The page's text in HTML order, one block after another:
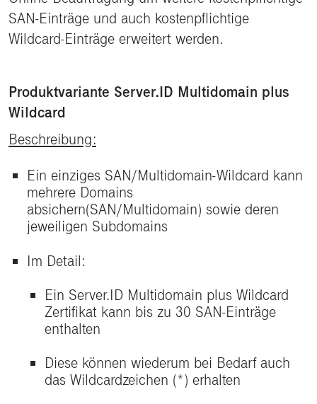
SAN-Einträge und auch kostenpflichtige
Wildcard-Einträge erweitert werden.
Produktvariante Server.ID Multidomain plus
Wildcard
Beschreibung:
Ein einziges SAN/Multidomain-Wildcard kann
mehrere Domains
absichern(SAN/Multidomain) sowie deren
jeweiligen Subdomains
Im Detail:
Ein Server.ID Multidomain plus Wildcard
Zertifikat kann bis zu 30 SAN-Einträge
enthalten
Diese können wiederum bei Bedarf auch
das Wildcardzeichen (*) erhalten